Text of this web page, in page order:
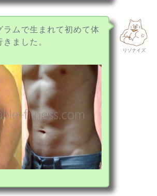
リゾナイズ
ラムで生まれて初めて体
ました。